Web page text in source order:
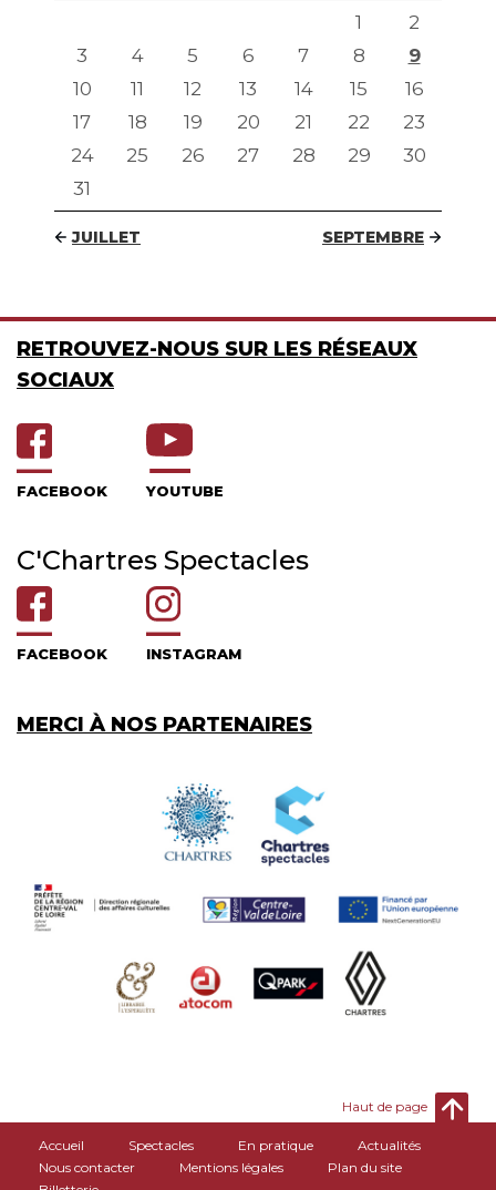
1
2
3
4 5 6 7 8
9
10
11 12 13 14 15
16
17
18 19 20 21 22
23
24
25 26 27 28 29
30
31
JUILLET SEPTEMBRE
RETROUVEZ-NOUS SUR LES RÉSEAUX
SOCIAUX
FACEBOOK YOUTUBE
C'Chartres Spectacles
FACEBOOK INSTAGRAM
MERCI À NOS PARTENAIRES
Accueil Spectacles En pratique
Actualités
Nous contacter
Mentions légales
Plan du site
Haut de page